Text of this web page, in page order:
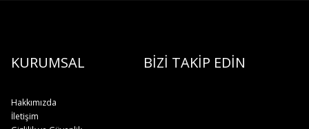
KURUMSAL BİZİ TAKİP EDİN
Hakkımızda
İletişim